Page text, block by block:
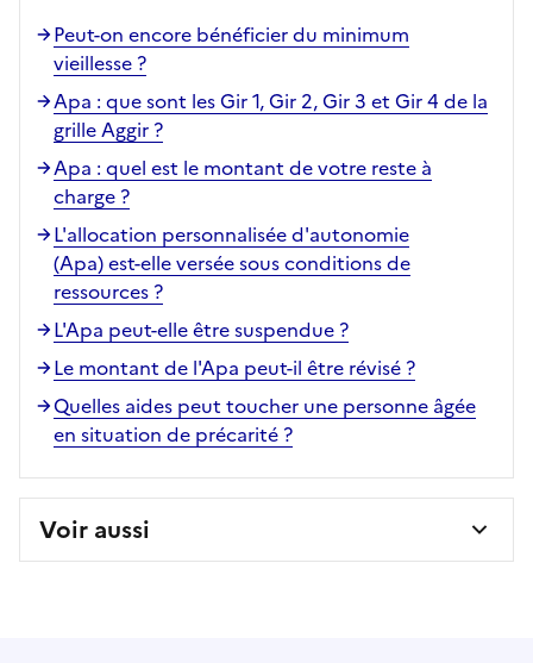
Peut-on encore bénéficier du minimum
vieillesse ?
Apa : que sont les Gir 1, Gir 2, Gir 3 et Gir 4 de la
grille Aggir ?
Apa : quel est le montant de votre reste à
charge ?
L'allocation personnalisée d'autonomie
(Apa) est-elle versée sous conditions de
ressources ?
L'Apa peut-elle être suspendue ?
Le montant de l'Apa peut-il être révisé ?
Quelles aides peut toucher une personne âgée
en situation de précarité ?
Voir aussi